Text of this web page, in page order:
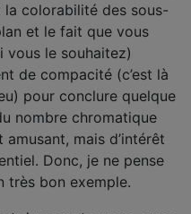
la colorabilité des sous-
et le fait que vous
vous le souhaitez)
de compacité (c’est là
pour conclure quelque
nombre chromatique
amusant, mais d’intérêt
Donc, je ne pense
très bon exemple.